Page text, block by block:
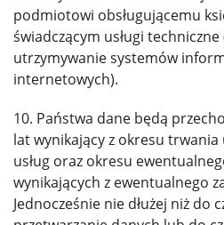
podmiotowi obsługującemu
świadczącym usługi
utrzymywanie systemów
internetowych).
10. Państwa dane będą
lat wynikający z okresu
usług oraz okresu
wynikających z ewentualnego
Jednocześnie nie dłużej niż do